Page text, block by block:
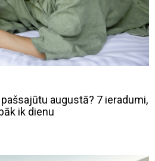
augustā? 7 ieradumi,
ik dienu